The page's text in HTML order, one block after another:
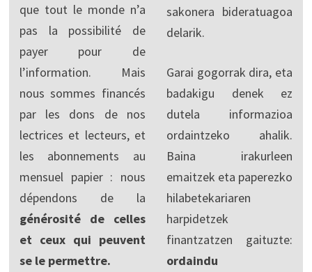
que tout le monde n’a
pas la possibilité de
payer pour de
l’information. Mais
nous sommes financés
par les dons de nos
lectrices et lecteurs, et
les abonnements au
mensuel papier : nous
dépendons de la
générosité de celles
et ceux qui peuvent
se le permettre.
sakonera bideratuagoa
delarik.
Garai gogorrak dira, eta
badakigu denek ez
dutela informazioa
ordaintzeko ahalik.
Baina irakurleen
emaitzek eta paperezko
hilabetekariaren
harpidetzek
finantzatzen gaituzte:
ordaindu